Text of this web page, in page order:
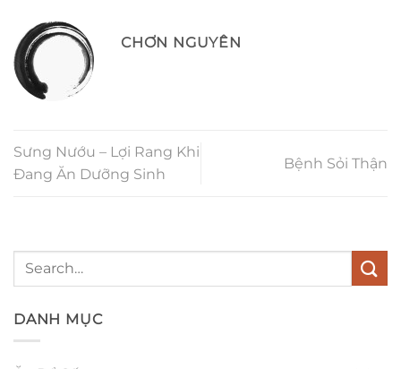
CHƠN NGUYÊN
Sưng Nướu – Lợi Rang Khi
Đang Ăn Dưỡng Sinh
Bệnh Sỏi Thận
DANH MỤC